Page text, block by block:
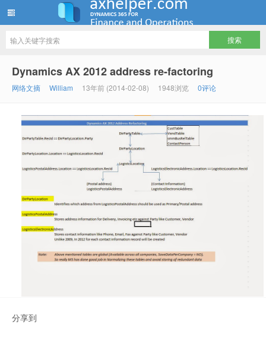
Dynamics AX 2012 address re-factoring
网络文摘 William 13年前 (2014-02-08) 1948浏览 0评论
分享到